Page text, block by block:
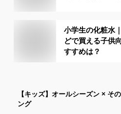
小学生の化粧水
どで買える子供
すすめは？
【キッズ】 オールシーズン × そ
ング